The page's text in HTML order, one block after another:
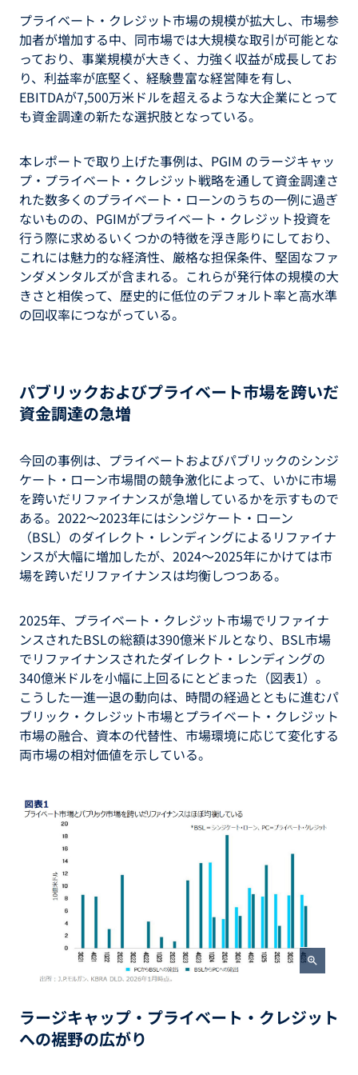
プライベート・クレジット市場の規模が拡大し、市場参
加者が増加する中、同市場では大規模な取引が可能とな
っており、事業規模が大きく、力強く収益が成長してお
り、利益率が底堅く、経験豊富な経営陣を有し、
EBITDAが7,500万米ドルを超えるような大企業にとって
も資金調達の新たな選択肢となっている。
本レポートで取り上げた事例は、PGIM のラージキャッ
プ・プライベート・クレジット戦略を通して資金調達さ
れた数多くのプライベート・ローンのうちの一例に過ぎ
ないものの、PGIMがプライベート・クレジット投資を
行う際に求めるいくつかの特徴を浮き彫りにしており、
これには魅力的な経済性、厳格な担保条件、堅固なファ
ンダメンタルズが含まれる。これらが発行体の規模の大
きさと相俟って、歴史的に低位のデフォルト率と高水準
の回収率につながっている。
パブリックおよびプライベート市場を跨いだ
資金調達の急増
今回の事例は、プライベートおよびパブリックのシンジ
ケート・ローン市場間の競争激化によって、いかに市場
を跨いだリファイナンスが急増しているかを示すもので
ある。2022～2023年にはシンジケート・ローン
（BSL）のダイレクト・レンディングによるリファイナ
ンスが大幅に増加したが、2024～2025年にかけては市
場を跨いだリファイナンスは均衡しつつある。
2025年、プライベート・クレジット市場でリファイナ
ンスされたBSLの総額は390億米ドルとなり、BSL市場
でリファイナンスされたダイレクト・レンディングの
340億米ドルを小幅に上回るにとどまった（図表1）。
こうした一進一退の動向は、時間の経過とともに進むパ
ブリック・クレジット市場とプライベート・クレジット
市場の融合、資本の代替性、市場環境に応じて変化する
両市場の相対価値を示している。
zoom_in
ラージキャップ・プライベート・クレジット
への裾野の広がり